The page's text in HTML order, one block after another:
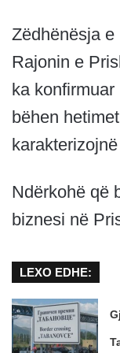
Zëdhënësja
Rajonin e
ka
bëhen
Ndërkohë që
biznesi në
LEXO EDHE: